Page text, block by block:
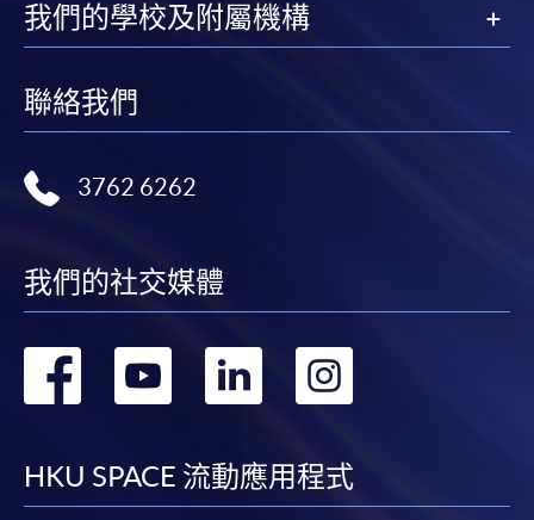
我們的學校及附屬機構
聯絡我們
3762 6262
我們的社交媒體
轉
facebook
轉
youtube
轉
linkedin
HKU SPACE 流動應用程式